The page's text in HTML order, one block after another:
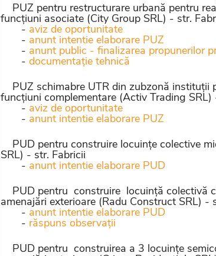
PUZ pentru restructurare urbană pentru
funcțiuni asociate (City Group SRL) - str.
- aviz de oportunitate
- anunt intentie elaborare PUZ
- anunt public - finalizarea propunerilor
- documentație tehnică
PUZ schimabre UTR din zubzonă instituții
funcțiuni complementare (Activ Trading
- aviz de oportunitate
- anunt intentie elaborare PUZ
PUD pentru construire locuințe colective
SRL) - str. Fabricii
- anunt intentie elaborare PUD
PUD pentru construire locuință colectivă
amenajări exterioare (Radu Construct SRL) -
- anunt intentie elaborare PUD
- răspuns observații
PUD pentru construirea a 3 locuințe